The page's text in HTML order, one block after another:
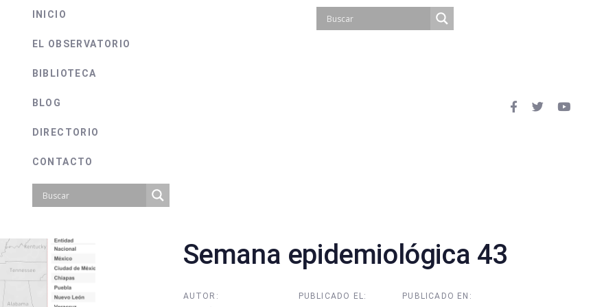
INICIO
EL OBSERVATORIO
BIBLIOTECA
BLOG
DIRECTORIO
CONTACTO
Semana epidemiológica 43
AUTOR: PUBLICADO EL: PUBLICADO EN: